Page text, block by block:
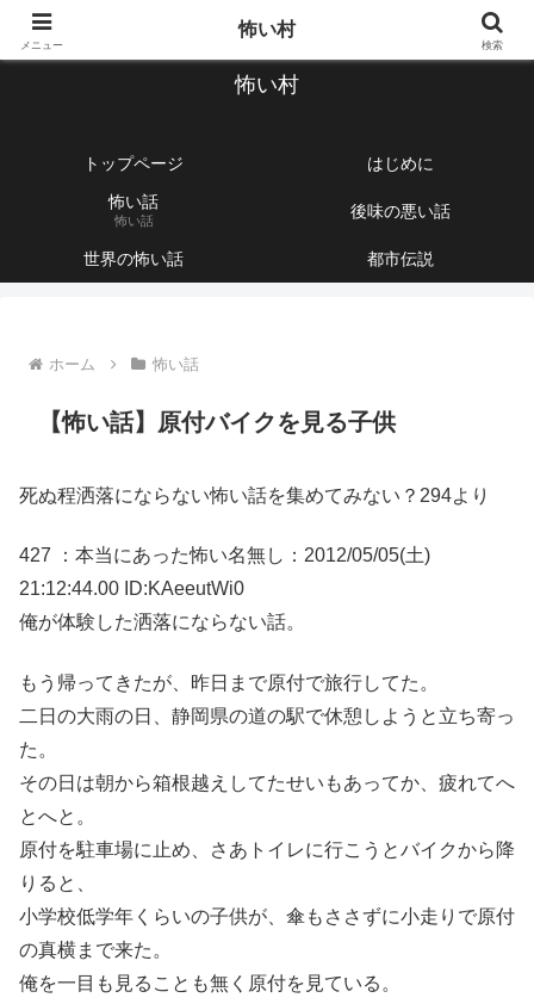
【1760話以上】怖い話と不思議な話を集めて紹介するサイト
怖い村
トップページ
はじめに
怖い話
怖い話 後味の悪い話
世界の怖い話 都市伝説
ホーム 怖い話
【怖い話】原付バイクを見る子供
死ぬ程洒落にならない怖い話を集めてみない？294より
427 ：本当にあった怖い名無し：2012/05/05(土)
21:12:44.00 ID:KAeeutWi0
俺が体験した洒落にならない話。
もう帰ってきたが、昨日まで原付で旅行してた。
二日の大雨の日、静岡県の道の駅で休憩しようと立ち寄っ
た。
その日は朝から箱根越えしてたせいもあってか、疲れてへ
とへと。
原付を駐車場に止め、さあトイレに行こうとバイクから降
りると、
小学校低学年くらいの子供が、傘もささずに小走りで原付
の真横まで来た。
俺を一目も見ることも無く原付を見ている。
メニュー
怖い村
検索